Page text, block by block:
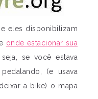
eles disponibilizam
onde estacionar sua
seja, se você estava
(e usava
a bike) o mapa